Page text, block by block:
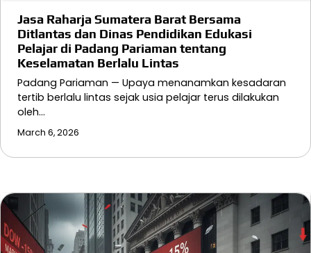
Jasa Raharja Sumatera Barat Bersama
Ditlantas dan Dinas Pendidikan Edukasi
Pelajar di Padang Pariaman tentang
Keselamatan Berlalu Lintas
Padang Pariaman — Upaya menanamkan kesadaran
tertib berlalu lintas sejak usia pelajar terus dilakukan
oleh…
March 6, 2026